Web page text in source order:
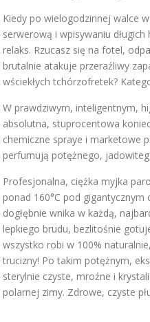
Kiedy po wielogodzinnej walce
serwerową i wpisywaniu
relaks. Rzucasz się na fotel,
brutalnie atakuje przeraźliwy
wściekłych tchórzofretek?
W prawdziwym, inteligentnym,
absolutna, stuprocentowa
chemiczne spraye i marketowe
perfumują potężnego,
Profesjonalna, ciężka myjka
ponad 160°C pod
dogłębnie wnika w każdą,
lepkiego brudu, bezlitośnie
wszystko robi w 100%
trucizny! Po takim potężnym,
sterylnie czyste, mroźne i
polarnej zimy. Zdrowe, czyste